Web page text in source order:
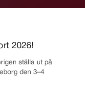
2026!
ställa ut på
den 3–4